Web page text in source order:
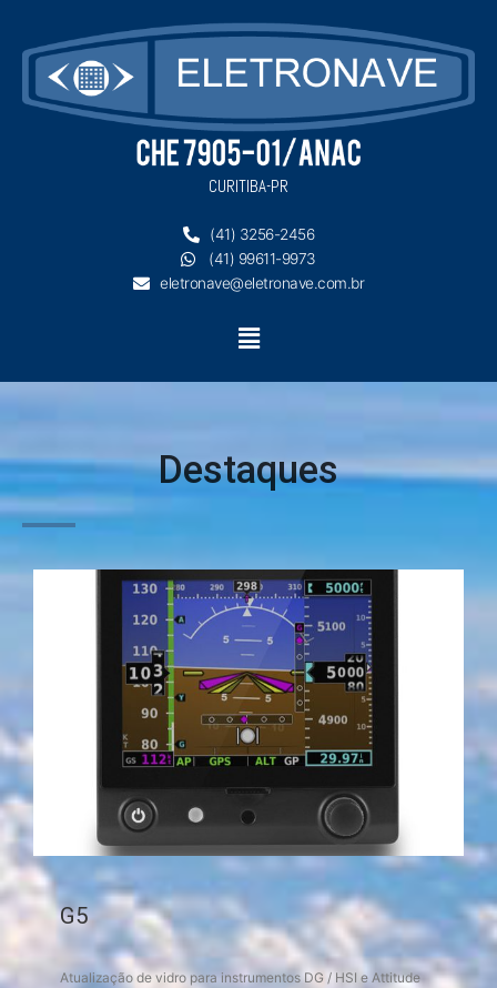
conteúdo
CURITIBA-PR
(41) 3256-2456
(41) 99611-9973
eletronave@eletronave.com.br
Menu
Destaques
G5
Atualização de vidro para instrumentos DG / HSI e Attitude